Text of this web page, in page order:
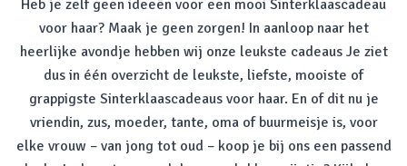
Heb je zelf geen ideeën voor een mooi Sinterklaascadeau
voor haar? Maak je geen zorgen! In aanloop naar het
heerlijke avondje hebben wij onze leukste cadeaus Je ziet
dus in één overzicht de leukste, liefste, mooiste of
grappigste Sinterklaascadeaus voor haar. En of dit nu je
vriendin, zus, moeder, tante, oma of buurmeisje is, voor
elke vrouw – van jong tot oud – koop je bij ons een passend